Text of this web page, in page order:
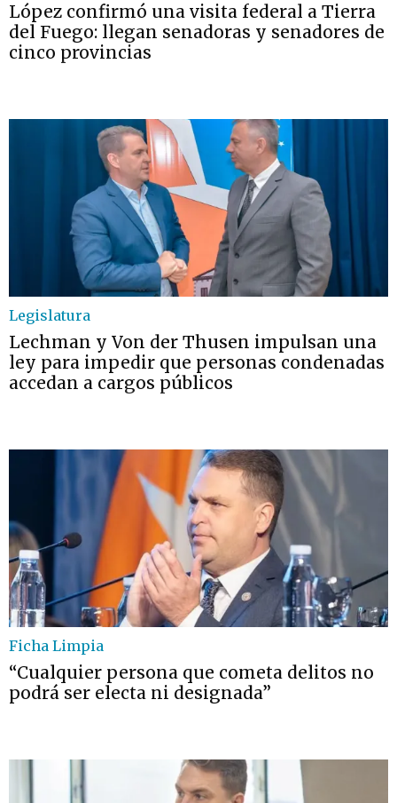
López confirmó una visita federal a Tierra
del Fuego: llegan senadoras y senadores de
cinco provincias
Legislatura
Lechman y Von der Thusen impulsan una
ley para impedir que personas condenadas
accedan a cargos públicos
Ficha Limpia
“Cualquier persona que cometa delitos no
podrá ser electa ni designada”